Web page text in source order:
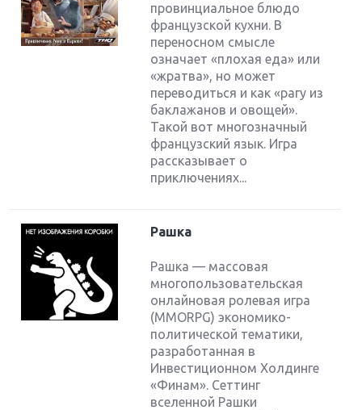
провинциальное блюдо
французской кухни. В
переносном смысле
означает «плохая еда» или
«жратва», но может
переводиться и как «рагу из
баклажанов и овощей».
Такой вот многозначный
французский язык. Игра
рассказывает о
приключениях...
Рашка
Рашка — массовая
многопользовательская
онлайновая ролевая игра
(MMORPG) экономико-
политической тематики,
разработанная в
Инвестиционном Холдинге
«Финам». Сеттинг
вселенной Рашки